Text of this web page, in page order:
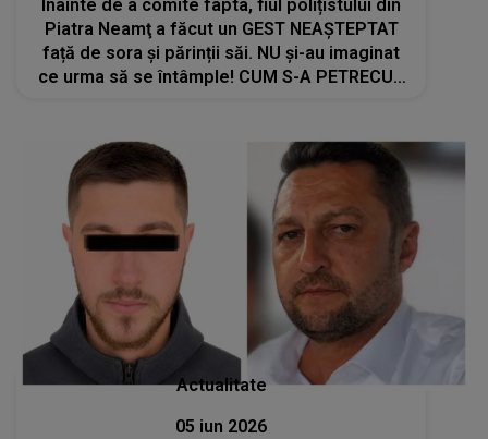
Înainte de a comite fapta, fiul polițistului din
Piatra Neamţ a făcut un GEST NEAȘTEPTAT
față de sora și părinții săi. NU și-au imaginat
ce urma să se întâmple! CUM S-A PETRECUT
Actualitate
05 iun 2026